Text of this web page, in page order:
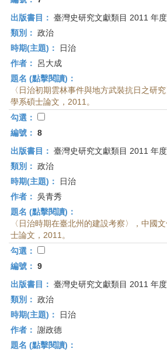
出版書目： 臺灣史研究文獻類目 2011 年度
類別： 政治
時期(主題)：
日治
作者：
呂大成
題名 (點擊閱讀)：
〈日治初期雲林事件與地方武裝抗日之研
學系碩士論文，2011。
勾選：
編號： 8
出版書目： 臺灣史研究文獻類目 2011 年度
類別： 政治
時期(主題)：
日治
作者： 吳青秀
題名 (點擊閱讀)：
〈日治時期在臺北州的建設考察〉，中國
士論文，2011。
勾選：
編號： 9
出版書目： 臺灣史研究文獻類目 2011 年度
類別： 政治
時期(主題)：
日治
作者： 謝政德
題名 (點擊閱讀)：